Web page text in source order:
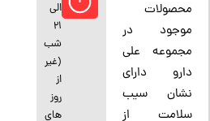
محصولات
موجود در
مجموعه علی
دارو دارای
نشان سیب
سلامت از
الی
21
شب
(غیر
از
روز
های